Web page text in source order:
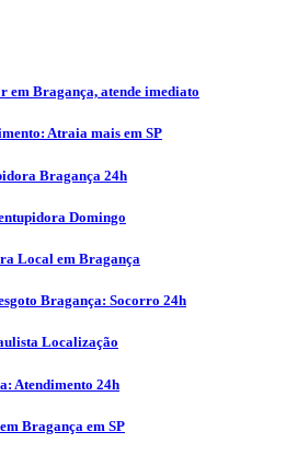
em Bragança, atende imediato
Atraia mais em SP
Bragança 24h
Domingo
Local em Bragança
Bragança: Socorro 24h
Localização
Atendimento 24h
Bragança em SP